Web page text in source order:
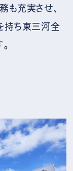
も充実させ、
持ち東三河全